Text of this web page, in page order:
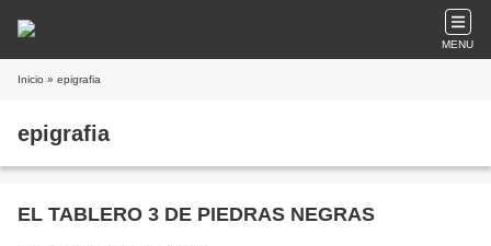
MENU
Inicio » epigrafia
epigrafia
EL TABLERO 3 DE PIEDRAS NEGRAS